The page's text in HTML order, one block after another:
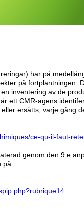
har på
på fortplantningen.
inventering av de
ett CMR-agens
ersätts, varje gång
ce-qu-il-faut-
genom den 9:e
på: